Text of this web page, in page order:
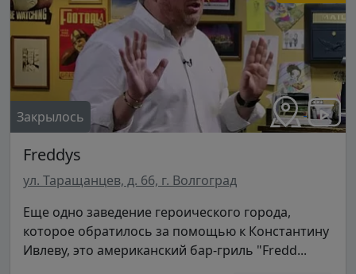
Закрылось
Freddys
ул. Таращанцев, д. 66, г. Волгоград
Еще одно заведение героического города,
которое обратилось за помощью к Константину
Ивлеву, это американский бар-гриль "Fredd...